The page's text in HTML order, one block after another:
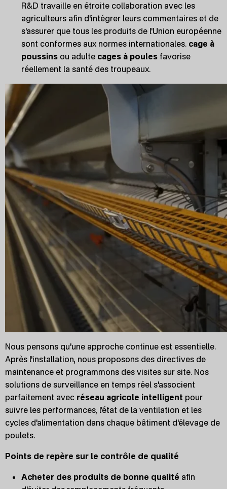
R&D travaille en étroite collaboration avec les
agriculteurs afin d'intégrer leurs commentaires et de
s'assurer que tous les produits de l'Union européenne
sont conformes aux normes internationales. cage à
poussins ou adulte cages à poules favorise
réellement la santé des troupeaux.
Nous pensons qu'une approche continue est essentielle.
Après l'installation, nous proposons des directives de
maintenance et programmons des visites sur site. Nos
solutions de surveillance en temps réel s'associent
parfaitement avec réseau agricole intelligent pour
suivre les performances, l'état de la ventilation et les
cycles d'alimentation dans chaque bâtiment d'élevage de
poulets.
Points de repère sur le contrôle de qualité
Acheter des produits de bonne qualité afin